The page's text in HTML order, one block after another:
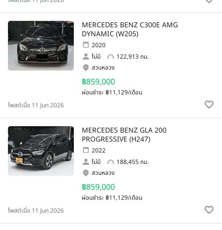
MERCEDES BENZ C300E AMG
DYNAMIC (W205)
2020
ไม่มี
122,913 กม.
฿859,000
ผ่อนชำระ ฿11,129/เดือน
สวนหลวง
โพสต์เมื่อ 11 Jun 2026
MERCEDES BENZ GLA 200
PROGRESSIVE (H247)
2022
ไม่มี
188,455 กม.
฿859,000
ผ่อนชำระ ฿11,129/เดือน
สวนหลวง
โพสต์เมื่อ 11 Jun 2026